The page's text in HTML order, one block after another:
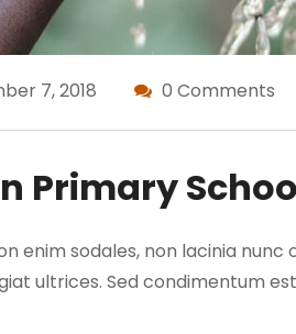
7, 2018 0 Comments
Primary
enim sodales, non lacinia
ultrices. Sed condimentum